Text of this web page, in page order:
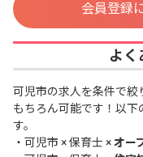
会員登録
よく
可児市の求人を条件で絞
もちろん可能です！以下
す。
・ 可児市 × 保育士 ×オー